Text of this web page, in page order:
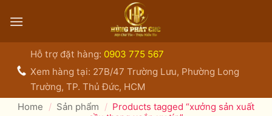
qua
Hỗ trợ đặt hàng: 0903 775 567
Xem hàng tại: 27B/47 Trường Lưu, Phường Long
Trường, TP. Thủ Đức, HCM
Home / Sản phẩm / Products tagged “xưởng sản xuất